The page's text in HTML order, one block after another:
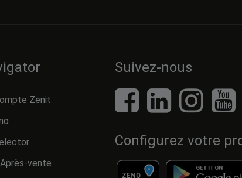
Zenit
vente
Suivez-nous
Configurez votre